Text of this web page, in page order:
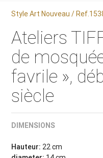
Style Art Nouveau /
Ateliers
de
favrile »,
siècle
DIMENSIONS
Hauteur: 22 cm